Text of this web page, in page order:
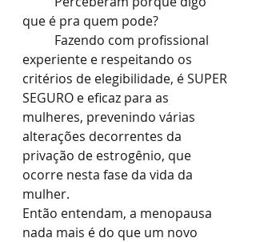
que é pra quem pode?
experiente e respeitando os
critérios de elegibilidade, é SUPER
SEGURO e eficaz para as
mulheres, prevenindo várias
alterações decorrentes da
privação de estrogênio, que
ocorre nesta fase da vida da
mulher.
Então entendam, a menopausa
nada mais é do que um novo